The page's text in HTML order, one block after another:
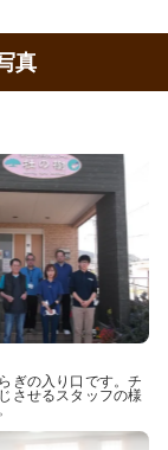
真
ぎの入り口です。チ
させるスタッフの様